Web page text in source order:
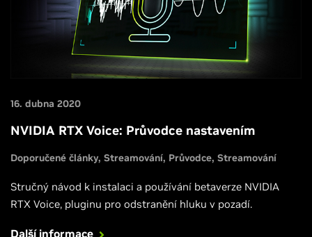
16. dubna 2020
NVIDIA RTX Voice: Průvodce nastavením
Doporučené články Streamování Průvodce Streamování
Stručný návod k instalaci a používání betaverze NVIDIA
RTX Voice, pluginu pro odstranění hluku v pozadí.
Další informace